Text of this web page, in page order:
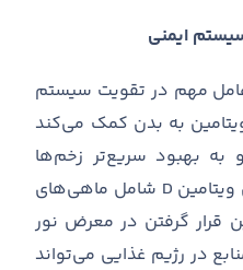
مهم در تقویت سیستم
به بدن کمک میکند
به بهبود سریعتر زخمها
ویتامین شامل ماهیهای
قرار گرفتن در معرض نور
در رژیم غذایی میتواند